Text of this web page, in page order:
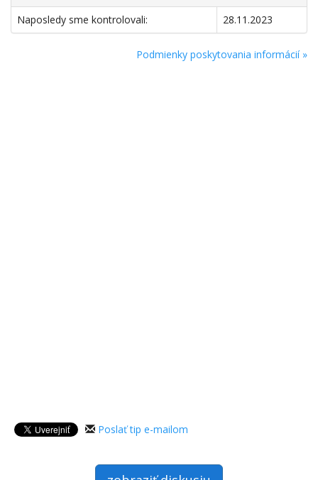
Naposledy sme kontrolovali: 28.11.2023
Podmienky poskytovania informácií »
Poslať tip e-mailom